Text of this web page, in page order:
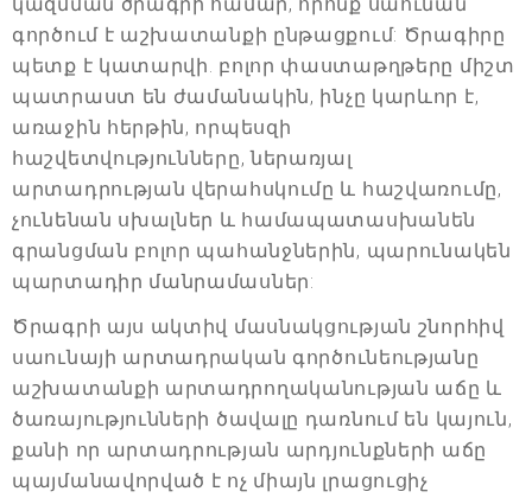
գործում է աշխատանքի ընթացքում: Ծրագիրը
պետք է կատարվի. բոլոր փաստաթղթերը միշտ
պատրաստ են ժամանակին, ինչը կարևոր է,
առաջին հերթին, որպեսզի
հաշվետվությունները, ներառյալ
արտադրության վերահսկումը և հաշվառումը,
չունենան սխալներ և համապատասխանեն
գրանցման բոլոր պահանջներին, պարունակեն
պարտադիր մանրամասներ:
Ծրագրի այս ակտիվ մասնակցության շնորհիվ
սաունայի արտադրական գործունեությանը
աշխատանքի արտադրողականության աճը և
ծառայությունների ծավալը դառնում են կայուն,
քանի որ արտադրության արդյունքների աճը
պայմանավորված է ոչ միայն լրացուցիչ